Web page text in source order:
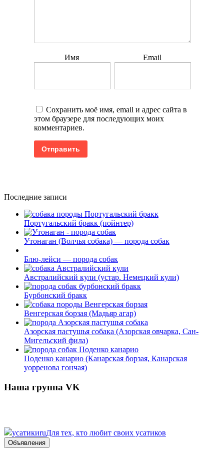
Имя Email
Сохранить моё имя, email и адрес сайта в
этом браузере для последующих моих
комментариев.
Последние записи
Португальский бракк (пойнтер)
Утонаган (Волчья собака) — порода собак
Блю-лейси — порода собак
Австралийский кули (устар. Немецкий кули)
Бурбонский бракк
Венгерская борзая (Мадьяр агар)
Азорская пастушья собака (Азорская овчарка, Сан-
Мигельский фила)
Поденко канарио (Канарская борзая, Канарская
уорренова гончая)
Наша группа VK
усатикиruДля тех, кто любит своих усатиков
Объявления